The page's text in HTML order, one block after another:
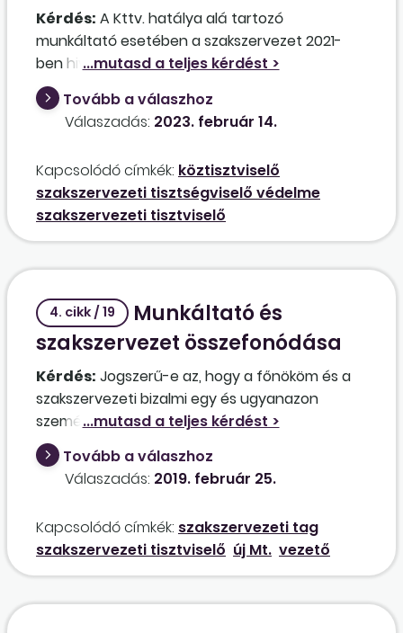
Kérdés: A Kttv. hatálya alá tartozó
munkáltató esetében a szakszervezet 2021-
ben hivatalosan bejelentette, hogy az egyik
köztisztviselő választott szakszervezeti
tisztségviselőként munkajogi védelemre
jogosult. 2022-ben a köztisztviselő jogviszonya
közszolgálati jogviszony megszűnését
követően a volt köztisztviselő választott
tisztségviselőnek minősül-e még a
munkáltatónál, van-e bármilyen joga
egyeztetéshez? A jogviszony megszűnését
új képviseletre jogosult köztisztviselőt, sem a
volt köztisztviselő nem jelezte, hogy a
továbbiakban hogyan és milyen módon lehet
őt elérni, ha a Kttv. alapján a szakszervezettel
történő egyeztetésre lenne szükség. Ebben az
esetben a szakszervezet a közigazgatási
szervnél képviselettel rendelkező
szakszervezetnek minősül-e?
Tovább a válaszhoz
Válaszadás: 2023. február 14.
Kapcsolódó címkék: köztisztviselő
szakszervezeti tisztségviselő védelme
szakszervezeti tisztviselő
4. cikk / 19
Munkáltató és
szakszervezet összefonódása
Kérdés: Jogszerű-e az, hogy a főnököm és a
szakszervezeti bizalmi egy és ugyanazon
személy?
Tovább a válaszhoz
Válaszadás: 2019. február 25.
Kapcsolódó címkék: szakszervezeti tag
szakszervezeti tisztviselő új Mt. vezető